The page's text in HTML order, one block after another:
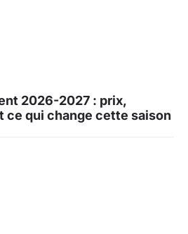
2026-2027 : prix,
ce qui change cette saison